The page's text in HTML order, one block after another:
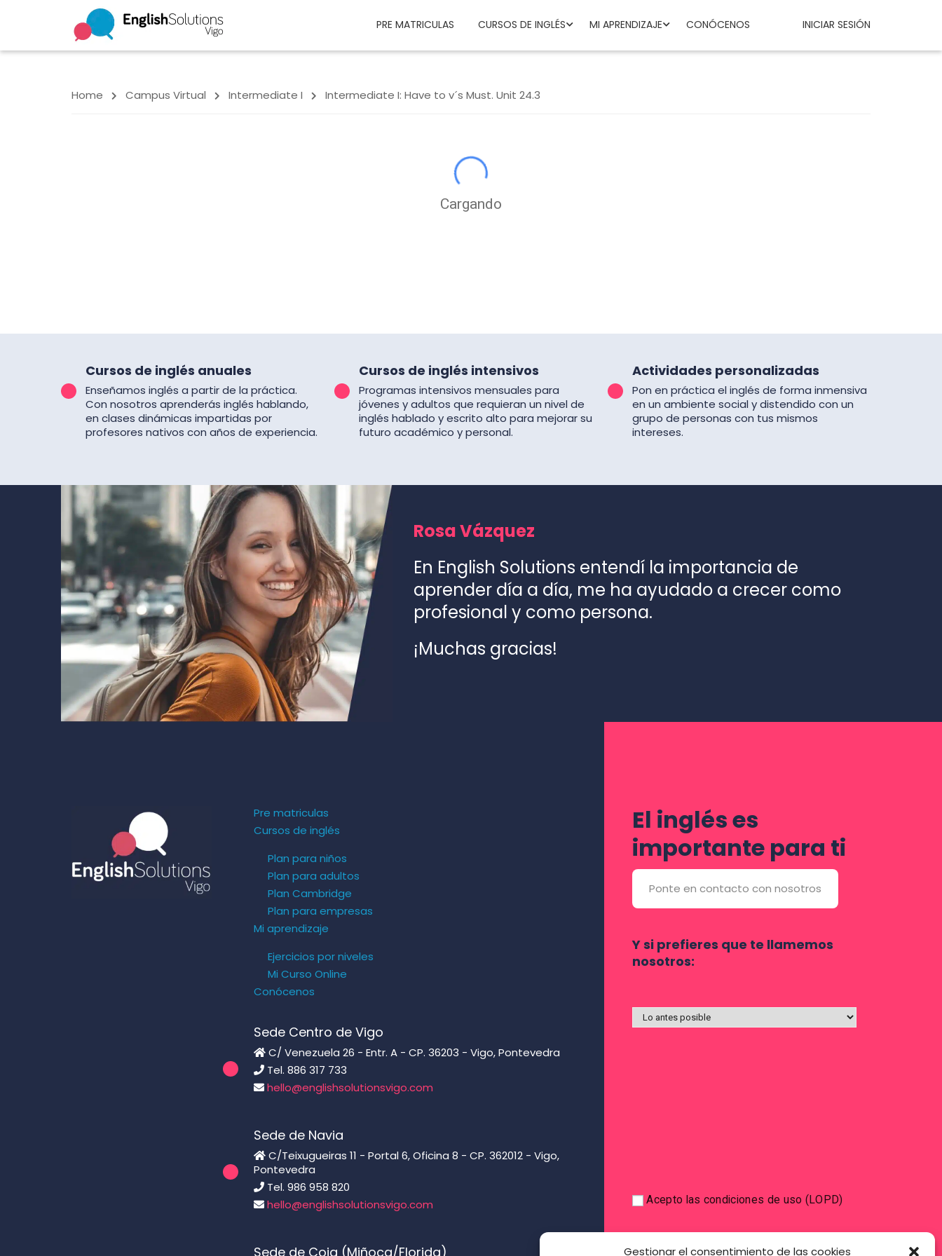
Gestionar el consentimiento de las cookies
PRE MATRICULAS CURSOS DE INGLÉS MI APRENDIZAJE CONÓCENOS INICIAR SESIÓN
Home Campus Virtual Intermediate I Intermediate I: Have to v´s Must. Unit 24.3
Cargando
Cursos de inglés anuales
Enseñamos inglés a partir de la práctica.
Con nosotros aprenderás inglés hablando,
en clases dinámicas impartidas por
profesores nativos con años de experiencia.
Cursos de inglés intensivos
Programas intensivos mensuales para
jóvenes y adultos que requieran un nivel de
inglés hablado y escrito alto para mejorar su
futuro académico y personal.
Actividades personalizadas
Pon en práctica el inglés de forma inmensiva
en un ambiente social y distendido con un
grupo de personas con tus mismos
intereses.
Rosa Vázquez
En English Solutions entendí la importancia de
aprender día a día, me ha ayudado a crecer como
profesional y como persona.
¡Muchas gracias!
Pre matriculas
Cursos de inglés
Plan para niños
Plan para adultos
Plan Cambridge
Plan para empresas
Mi aprendizaje
Ejercicios por niveles
Mi Curso Online
Conócenos
Sede Centro de Vigo
C/ Venezuela 26 - Entr. A - CP. 36203 - Vigo, Pontevedra
Tel. 886 317 733
hello@englishsolutionsvigo.com
Sede de Navia
C/Teixugueiras 11 - Portal 6, Oficina 8 - CP. 362012 - Vigo,
Pontevedra
Tel. 986 958 820
hello@englishsolutionsvigo.com
Sede de Coia (Miñoca/Florida)
El inglés es
importante para ti
Ponte en contacto con nosotros
Y si prefieres que te llamemos
nosotros:
Acepto las condiciones de uso (LOPD)